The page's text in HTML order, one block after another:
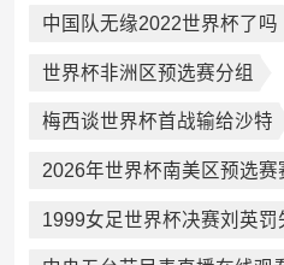
中国队无缘2022世界杯了吗
世界杯非洲区预选赛分组
梅西谈世界杯首战输给沙特
2026年世界杯南美区预选赛
1999女足世界杯决赛刘英罚